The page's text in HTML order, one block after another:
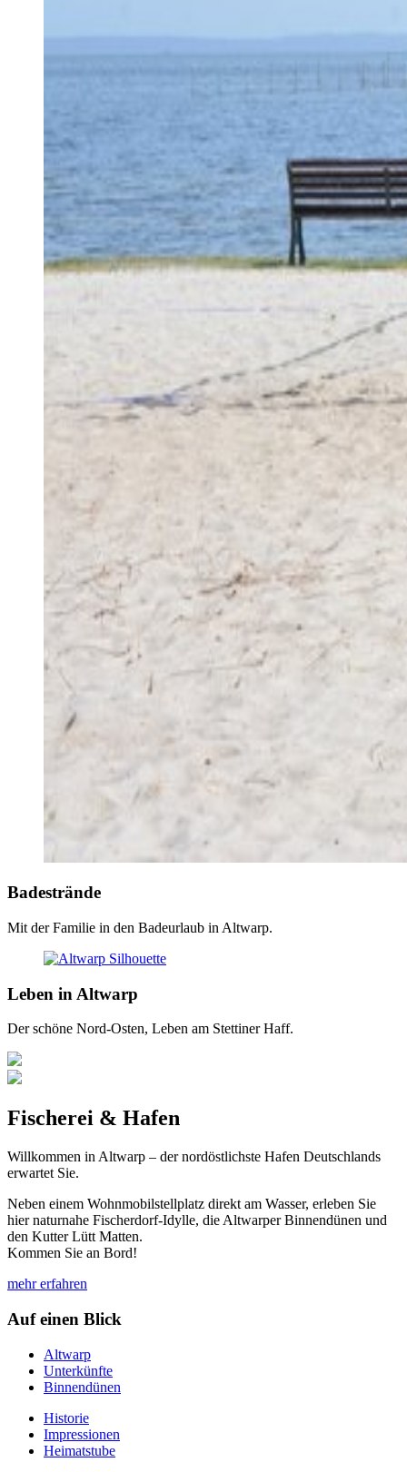
Badestrände
Mit der Familie in den Badeurlaub in Altwarp.
Leben in Altwarp
Der schöne Nord-Osten, Leben am Stettiner Haff.
Fischerei & Hafen
Willkommen in Altwarp – der nordöstlichste Hafen Deutschlands
erwartet Sie.
Neben einem Wohnmobilstellplatz direkt am Wasser, erleben Sie
hier naturnahe Fischerdorf-Idylle, die Altwarper Binnendünen und
den Kutter Lütt Matten.
Kommen Sie an Bord!
mehr erfahren
Auf einen Blick
Altwarp
Unterkünfte
Binnendünen
Historie
Impressionen
Heimatstube